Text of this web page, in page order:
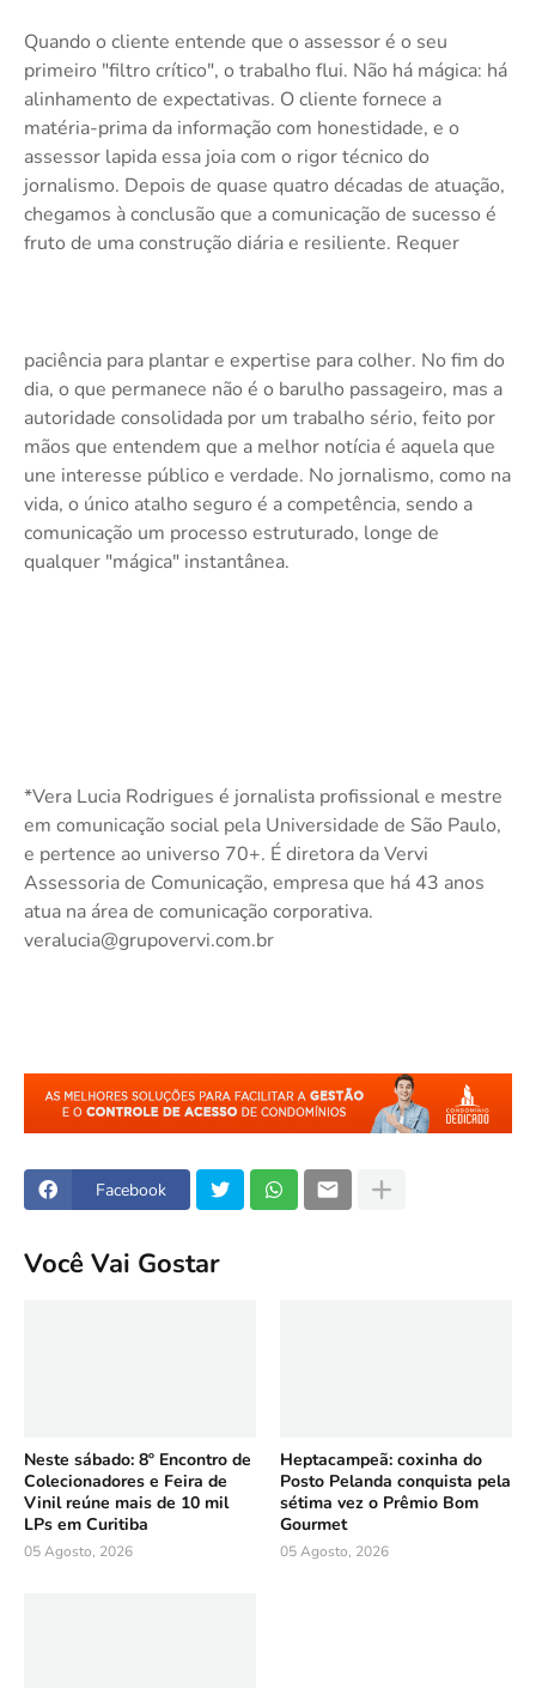
Quando o cliente entende que o assessor é o seu
primeiro "filtro crítico", o trabalho flui. Não há mágica: há
alinhamento de expectativas. O cliente fornece a
matéria-prima da informação com honestidade, e o
assessor lapida essa joia com o rigor técnico do
jornalismo. Depois de quase quatro décadas de atuação,
chegamos à conclusão que a comunicação de sucesso é
fruto de uma construção diária e resiliente. Requer
paciência para plantar e expertise para colher. No fim do
dia, o que permanece não é o barulho passageiro, mas a
autoridade consolidada por um trabalho sério, feito por
mãos que entendem que a melhor notícia é aquela que
une interesse público e verdade. No jornalismo, como na
vida, o único atalho seguro é a competência, sendo a
comunicação um processo estruturado, longe de
qualquer "mágica" instantânea.
*Vera Lucia Rodrigues é jornalista profissional e mestre
em comunicação social pela Universidade de São Paulo,
e pertence ao universo 70+. É diretora da Vervi
Assessoria de Comunicação, empresa que há 43 anos
atua na área de comunicação corporativa.
veralucia@grupovervi.com.br
Facebook
Você Vai Gostar
Neste sábado: 8º Encontro de
Colecionadores e Feira de
Vinil reúne mais de 10 mil
LPs em Curitiba
05 Agosto, 2026
Heptacampeã: coxinha do
Posto Pelanda conquista pela
sétima vez o Prêmio Bom
Gourmet
05 Agosto, 2026